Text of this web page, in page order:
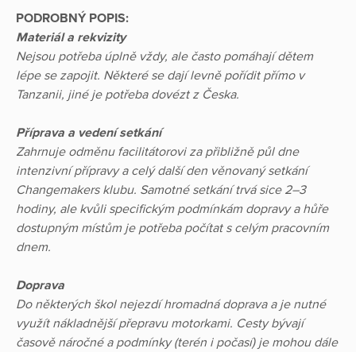
PODROBNÝ POPIS:
Materiál a rekvizity
Nejsou potřeba úplně vždy, ale často pomáhají dětem
lépe se zapojit. Některé se dají levně pořídit přímo v
Tanzanii, jiné je potřeba dovézt z Česka.
Příprava a vedení setkání
Zahrnuje odměnu facilitátorovi za přibližně půl dne
intenzivní přípravy a celý další den věnovaný setkání
Changemakers klubu. Samotné setkání trvá sice 2–3
hodiny, ale kvůli specifickým podmínkám dopravy a hůře
dostupným místům je potřeba počítat s celým pracovním
dnem.
Doprava
Do některých škol nejezdí hromadná doprava a je nutné
využít nákladnější přepravu motorkami. Cesty bývají
časově náročné a podmínky (terén i počasí) je mohou dále